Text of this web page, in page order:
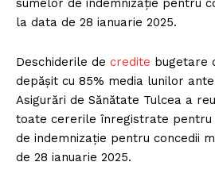
la data de 28 ianuarie 2025.
Deschiderile de credite bugetare
depășit cu 85% media lunilor
Asigurări de Sănătate Tulcea a
toate cererile înregistrate
de indemnizație pentru concedii
de 28 ianuarie 2025.